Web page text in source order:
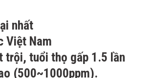
nhất
Việt Nam
trội, tuổi thọ gấp 1.5 lần
(500~1000ppm).